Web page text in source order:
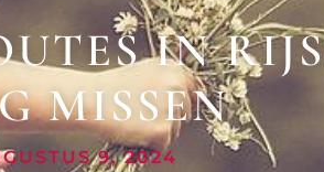
IN
MISSEN
9, 2024